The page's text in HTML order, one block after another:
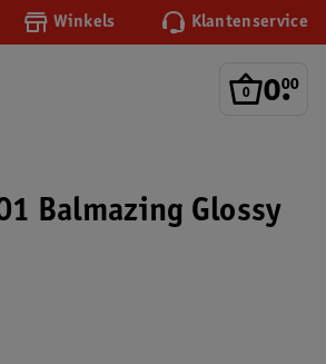
Winkels Klantenservice
0.
00
Balmazing Glossy